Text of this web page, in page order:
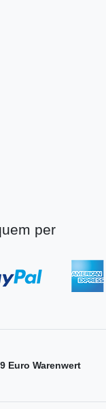
per
Euro Warenwert